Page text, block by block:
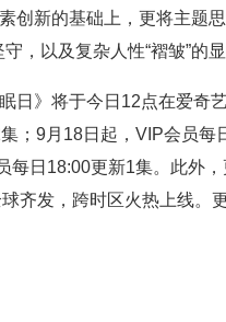
创新的基础上，更将主题
，以及复杂人性“褶皱”的显
日》将于今日12点在爱奇
；9月18日起，VIP会员每
日18:00更新1集。此外，
齐发，跨时区火热上线。